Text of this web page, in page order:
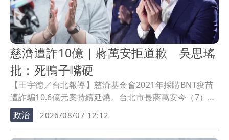
慈濟遭詐10億｜蔣萬安拒道歉 吳思瑤
批：死鴨子嘴硬
【王宇德／台北報導】慈濟基金會2021年採購BNT疫苗
遭詐騙10.6億元案持續延燒。台北市長蔣萬安今（7）日
表示，若政府當時能採購足夠疫苗，民間團體就不需集
資採購。民進黨立委吳思瑤則痛批，蔣萬安不但沒有為
當年言論道歉，還持續指責中央，「死鴨子嘴硬」。
政治 2026/08/07 12:12